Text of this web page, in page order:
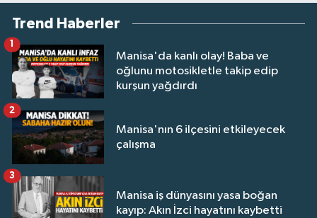
Trend Haberler
Manisa'da kanlı olay! Baba ve
oğlunu motosikletle takip edip
kurşun yağdırdı
1
Manisa'nın 6 ilçesini etkileyecek
çalışma
2
Manisa iş dünyasını yasa boğan
kayıp: Akın İzci hayatını kaybetti
3